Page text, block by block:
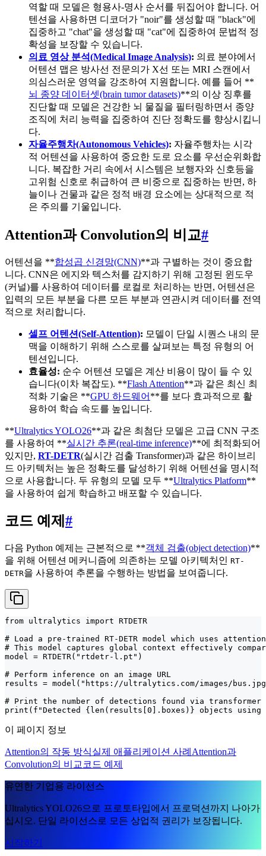
역할 때 모델은 형용사-명사 순서를 뒤집어야 합니다. 어
텐션을 사용하면 디코더가 "noir"를 생성할 때 "black"에
집중하고 "chat"을 생성할 때 "cat"에 집중하여 문법적 정
확성을 보장할 수 있습니다.
의료 영상 분석(Medical Image Analysis): 의료 분야에서
어텐션 맵은 방사선 전문의가 X선 또는 MRI 스캔에서
의심스러운 영역을 강조하여 지원합니다. 예를 들어 **
뇌 종양 데이터셋(brain tumor datasets)**의 이상 징후를
진단할 때 모델은 건강한 뇌 물질을 필터링하면서 종양
조직에 처리 능력을 집중하여 진단 정확도를 향상시킵니
다.
자율주행차(Autonomous Vehicles): 자율주행차는 시각
적 어텐션을 사용하여 중요한 도로 요소를 우선순위화합
니다. 복잡한 거리 속에서 시스템은 보행자와 신호등을
고위험 신호로 취급하여 큰 비중으로 집중하는 반면, 하
늘이나 건물과 같은 정적 배경 요소에는 상대적으로 적
은 주의를 기울입니다.
Attention과 Convolution의 비교#
어텐션을 **합성곱 신경망(CNN)**과 구별하는 것이 중요합
니다. CNN은 에지와 텍스처를 감지하기 위해 고정된 윈도우
(커널)를 사용하여 데이터를 로컬로 처리하는 반면, 어텐션은
입력의 모든 부분을 다른 모든 부분과 연관시켜 데이터를 전역
적으로 처리합니다.
셀프 어텐션(Self-Attention): 모델이 단일 시퀀스 내의 문
맥을 이해하기 위해 스스로를 살펴보는 특정 유형의 어
텐션입니다.
효율성: 순수 어텐션 모델은 계산 비용이 많이 들 수 있
습니다(이차 복잡도). **Flash Attention**과 같은 최신 최
적화 기술은 **GPU 하드웨어 **를 보다 효과적으로 활
용하여 학습 속도를 높입니다.
**Ultralytics YOLO26**과 같은 최첨단 모델은 고급 CNN 구조
를 사용하여 **실시간 추론(real-time inference)**에 최적화되어
있지만, RT-DETR(실시간 검출 Transformer)과 같은 하이브리
드 아키텍처는 높은 정확도를 달성하기 위해 어텐션을 명시적
으로 사용합니다. 두 유형의 모델 모두 **Ultralytics Platform**
을 사용하여 쉽게 학습하고 배포할 수 있습니다.
코드 예제 #
다음 Python 예제는 근본적으로 **객체 검출(object detection)**
을 위해 어텐션 메커니즘에 의존하는 모델 아키텍처인 RT-
DETR을 사용하여 추론을 수행하는 방법을 보여줍니다.
from ultralytics import RTDETR
# Load a pre-trained RT-DETR model which uses attention
# This model captures global context effectively
model = RTDETR("rtdetr-l.pt")
# Perform inference on an image URL
results = model("https://ultralytics.com/images/
# Print the number of detections found via
print(f"Detected {len(results[0].boxes)} objects using
이 페이지 정보
Attention의 작동 방식실제 애플리케이션 사례 Attention과
Convolution의 비교 코드 예제
유연한 기업용 라이선스
Ultralytics YOLO26으로 프로토타입에서 프로덕션까지 나아가
십시오. 단일 라이선스로 모든 상업적 권리가 보장됩니다.
시작하기